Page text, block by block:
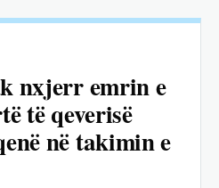
nxjerr emrin e
të qeverisë
në takimin e